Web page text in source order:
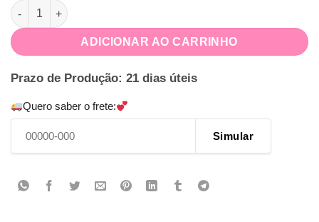
Caneca Dia dos Namorados quantidade
ADICIONAR AO CARRINHO
Prazo de Produção: 21 dias úteis
Quero saber o frete:
Simular